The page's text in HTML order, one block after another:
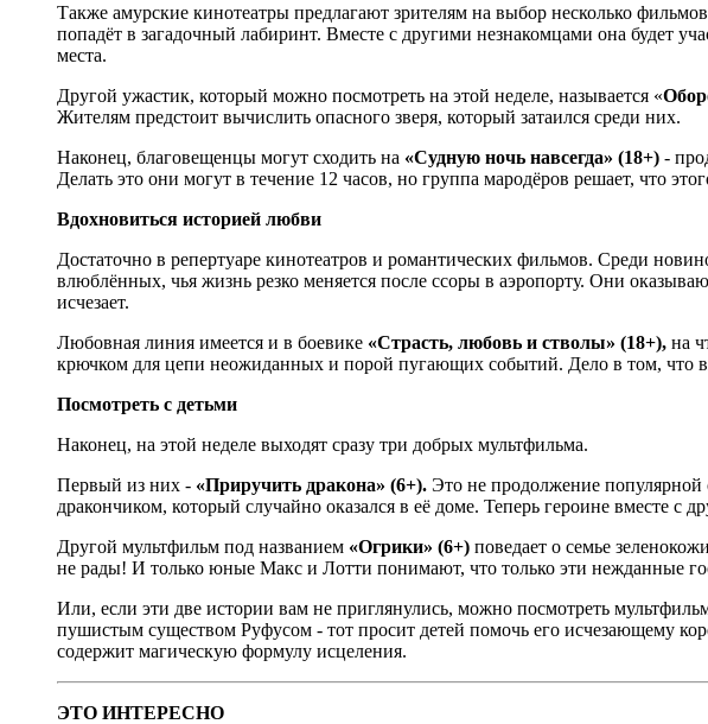
Также амурские кинотеатры предлагают зрителям на выбор несколько
попадёт в загадочный лабиринт. Вместе с другими незнакомцами она будет
места.
Другой ужастик, который можно посмотреть на этой неделе, называется «
Жителям предстоит вычислить опасного зверя, который затаился среди них.
Наконец, благовещенцы могут сходить на «Судную ночь навсегда» (18+) -
Делать это они могут в течение 12 часов, но группа мародёров решает, что
Вдохновиться историей любви
Достаточно в репертуаре кинотеатров и романтических фильмов. Среди
влюблённых, чья жизнь резко меняется после ссоры в аэропорту. Они
исчезает.
Любовная линия имеется и в боевике «Страсть, любовь и стволы» (18+), на
крючком для цепи неожиданных и порой пугающих событий. Дело в том, что
Посмотреть с детьми
Наконец, на этой неделе выходят сразу три добрых мультфильма.
Первый из них - «Приручить дракона» (6+). Это не продолжение популярной
дракончиком, который случайно оказался в её доме. Теперь героине вместе с
Другой мультфильм под названием «Огрики» (6+) поведает о семье
не рады! И только юные Макс и Лотти понимают, что только эти нежданные
Или, если эти две истории вам не приглянулись, можно посмотреть
пушистым существом Руфусом - тот просит детей помочь его исчезающему
содержит магическую формулу исцеления.
ЭТО ИНТЕРЕСНО